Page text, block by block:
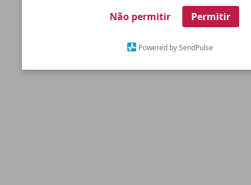
Não permitir Permitir
Powered by SendPulse